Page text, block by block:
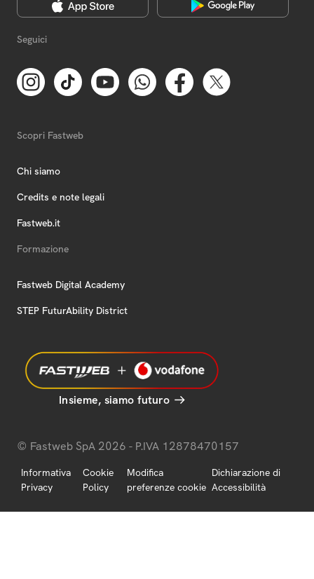
Seguici
Scopri Fastweb
Chi siamo
Credits e note legali
Fastweb.it
Formazione
Fastweb Digital Academy
STEP FuturAbility District
Insieme, siamo futuro
© Fastweb SpA 2026 - P.IVA 12878470157
Informativa
Privacy
Cookie
Policy
Modifica
preferenze cookie
Dichiarazione di
Accessibilità